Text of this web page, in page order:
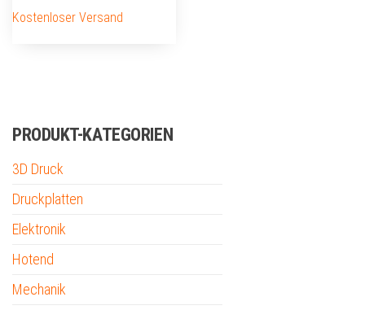
Kostenloser Versand
PRODUKT-KATEGORIEN
3D Druck
Druckplatten
Elektronik
Hotend
Mechanik